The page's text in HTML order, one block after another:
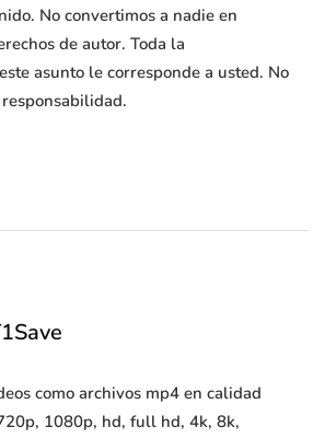
No convertimos a nadie en
de autor. Toda la
asunto le corresponde a usted. No
como archivos mp4 en calidad
1080p, hd, full hd, 4k, 8k,